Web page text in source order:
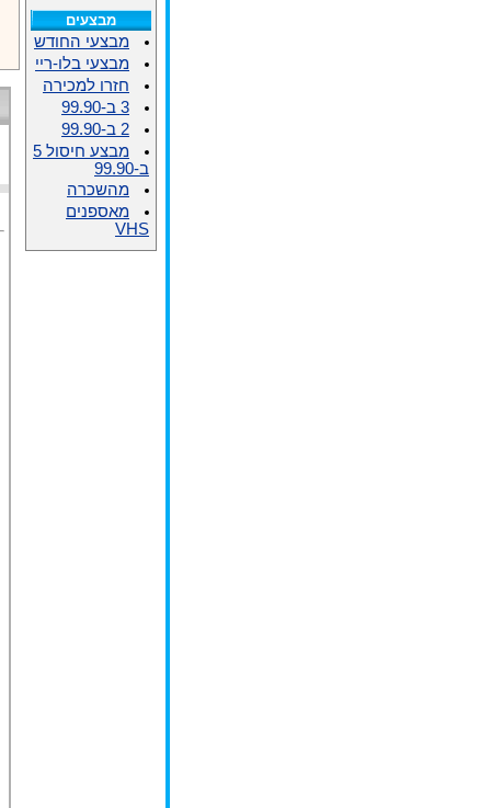
מבצעים
מבצעי החודש
מבצעי בלו-ריי
חזרו למכירה
3 ב-99.90
2 ב-99.90
מבצע חיסול 5
ב-99.90
מהשכרה
מאספנים
VHS